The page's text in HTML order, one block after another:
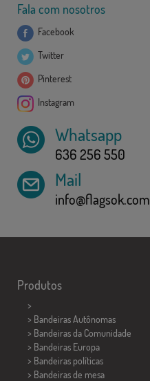
Fala com nosotros
Facebook
Twitter
Pinterest
Instagram
Whatsapp
636 256 550
Mail
info@flagsok.com
Produtos
>
> Bandeiras Autônomas
> Bandeiras da Comunidade
> Bandeiras Europa
> Bandeiras políticas
> Bandeiras de mesa